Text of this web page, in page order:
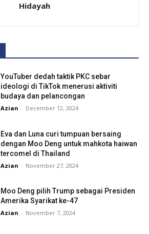
Hidayah
YouTuber dedah taktik PKC sebar
ideologi di TikTok menerusi aktiviti
budaya dan pelancongan
Azian - December 12, 2024
Eva dan Luna curi tumpuan bersaing
dengan Moo Deng untuk mahkota haiwan
tercomel di Thailand
Azian - November 27, 2024
Moo Deng pilih Trump sebagai Presiden
Amerika Syarikat ke-47
Azian - November 7, 2024